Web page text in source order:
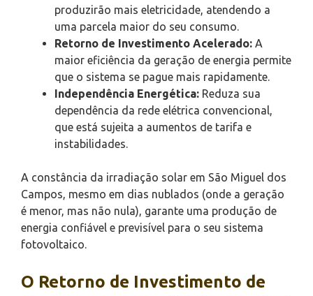
produzirão mais eletricidade, atendendo a
uma parcela maior do seu consumo.
Retorno de Investimento Acelerado: A
maior eficiência da geração de energia permite
que o sistema se pague mais rapidamente.
Independência Energética: Reduza sua
dependência da rede elétrica convencional,
que está sujeita a aumentos de tarifa e
instabilidades.
A constância da irradiação solar em São Miguel dos
Campos, mesmo em dias nublados (onde a geração
é menor, mas não nula), garante uma produção de
energia confiável e previsível para o seu sistema
fotovoltaico.
O Retorno de Investimento de